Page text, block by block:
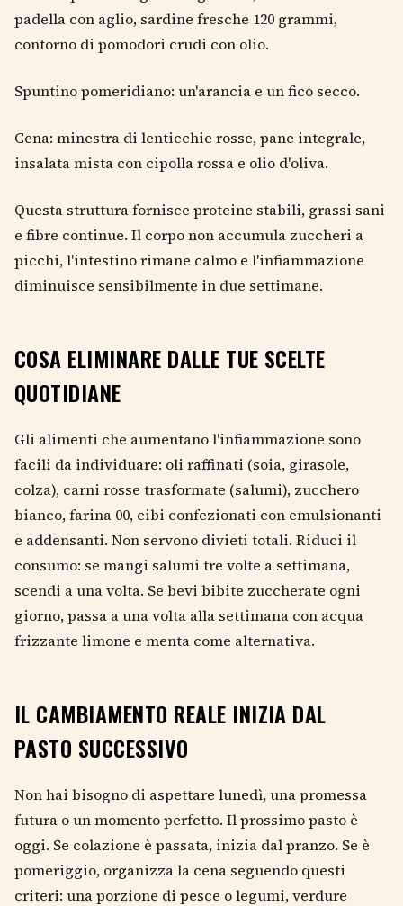
padella con aglio, sardine fresche 120 grammi,
contorno di pomodori crudi con olio.
Spuntino pomeridiano: un'arancia e un fico secco.
Cena: minestra di lenticchie rosse, pane integrale,
insalata mista con cipolla rossa e olio d'oliva.
Questa struttura fornisce proteine stabili, grassi sani
e fibre continue. Il corpo non accumula zuccheri a
picchi, l'intestino rimane calmo e l'infiammazione
diminuisce sensibilmente in due settimane.
COSA ELIMINARE DALLE TUE SCELTE
QUOTIDIANE
Gli alimenti che aumentano l'infiammazione sono
facili da individuare: oli raffinati (soia, girasole,
colza), carni rosse trasformate (salumi), zucchero
bianco, farina 00, cibi confezionati con emulsionanti
e addensanti. Non servono divieti totali. Riduci il
consumo: se mangi salumi tre volte a settimana,
scendi a una volta. Se bevi bibite zuccherate ogni
giorno, passa a una volta alla settimana con acqua
frizzante limone e menta come alternativa.
IL CAMBIAMENTO REALE INIZIA DAL
PASTO SUCCESSIVO
Non hai bisogno di aspettare lunedì, una promessa
futura o un momento perfetto. Il prossimo pasto è
oggi. Se colazione è passata, inizia dal pranzo. Se è
pomeriggio, organizza la cena seguendo questi
criteri: una porzione di pesce o legumi, verdure